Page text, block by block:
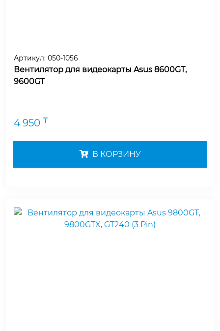
Артикул: 050-1056
Вентилятор для видеокарты Asus 8600GT,
9600GT
4 950 ₸
В КОРЗИНУ